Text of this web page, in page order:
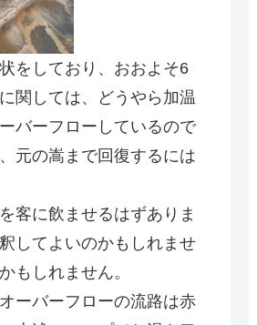
をしており、おおよそ6
関しては、どうやら加温
バーフローしているので
元の嵩まで回復するには
客に飲ませるはずありま
してよいのかもしれませ
もしれません。
ーバーフローの流路は赤